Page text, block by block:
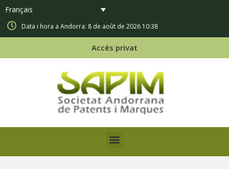
Français
Data i hora a Andorra: 8 de août de 2026 10:38
Accés privat